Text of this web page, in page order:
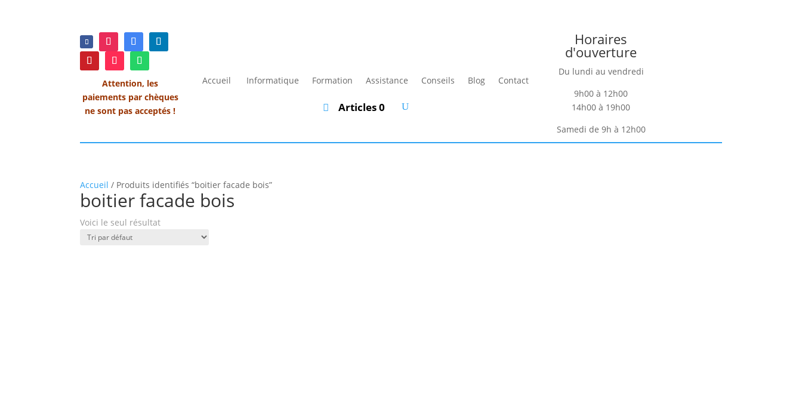
Attention, les
paiements par chèques
ne sont pas acceptés !
Accueil Informatique Formation Assistance Conseils Blog Contact
Articles 0
Horaires
d'ouverture
Du lundi au vendredi
9h00 à 12h00
14h00 à 19h00
Samedi de 9h à 12h00
Accueil / Produits identifiés “boitier facade bois”
boitier facade bois
Voici le seul résultat